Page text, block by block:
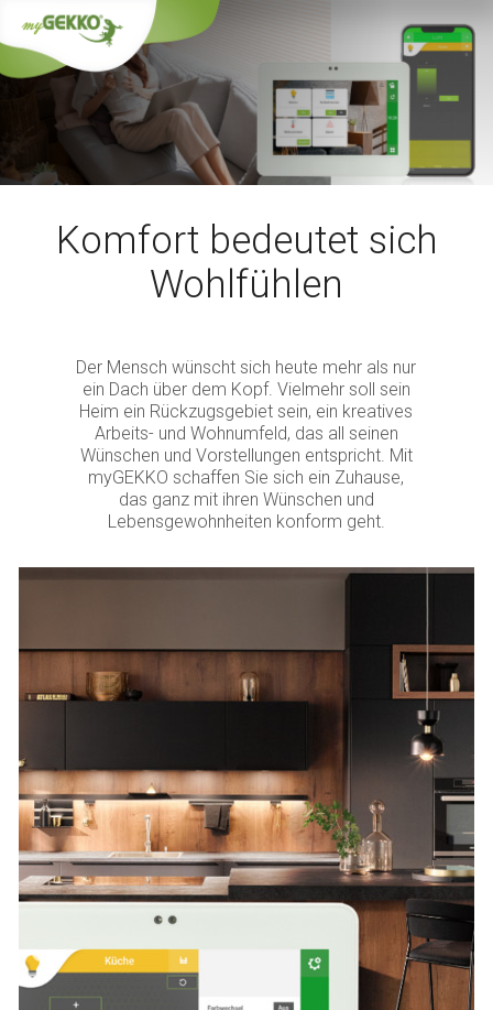
Komfort bedeutet sich
Wohlfühlen
Der Mensch wünscht sich heute mehr als nur
ein Dach über dem Kopf. Vielmehr soll sein
Heim ein Rückzugsgebiet sein, ein kreatives
Arbeits- und Wohnumfeld, das all seinen
Wünschen und Vorstellungen entspricht. Mit
myGEKKO schaffen Sie sich ein Zuhause,
das ganz mit ihren Wünschen und
Lebensgewohnheiten konform geht.